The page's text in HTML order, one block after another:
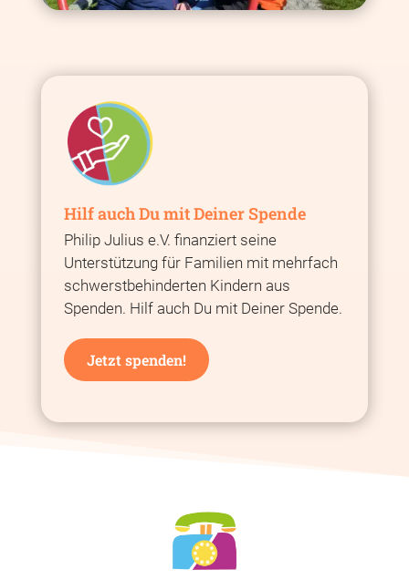
Hilf auch Du mit Deiner Spende
Philip Julius e.V. finanziert seine
Unterstützung für Familien mit mehrfach
schwerstbehinderten Kindern aus
Spenden. Hilf auch Du mit Deiner Spende.
Jetzt spenden!